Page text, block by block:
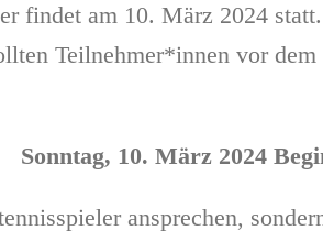
findet am 10. März 2024
Teilnehmer*innen vor
Sonntag, 10. März 2024
ansprechen,